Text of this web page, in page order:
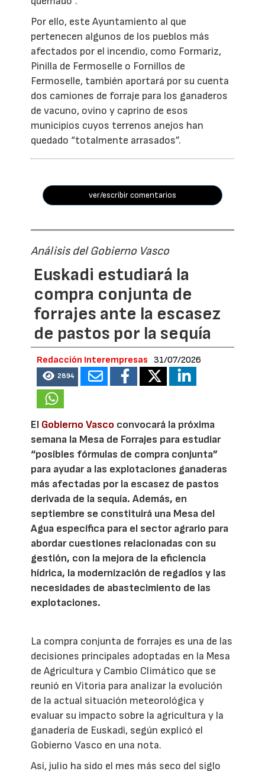
Por ello, este Ayuntamiento al que
pertenecen algunos de los pueblos más
afectados por el incendio, como Formariz,
Pinilla de Fermoselle o Fornillos de
Fermoselle, también aportará por su cuenta
dos camiones de forraje para los ganaderos
de vacuno, ovino y caprino de esos
municipios cuyos terrenos anejos han
quedado “totalmente arrasados”.
ver/escribir comentarios
Análisis del Gobierno Vasco
Euskadi estudiará la
compra conjunta de
forrajes ante la escasez
de pastos por la sequía
Redacción Interempresas 31/07/2026
2894
El Gobierno Vasco convocará la próxima
semana la Mesa de Forrajes para estudiar
“posibles fórmulas de compra conjunta”
para ayudar a las explotaciones ganaderas
más afectadas por la escasez de pastos
derivada de la sequía. Además, en
septiembre se constituirá una Mesa del
Agua específica para el sector agrario para
abordar cuestiones relacionadas con su
gestión, con la mejora de la eficiencia
hídrica, la modernización de regadíos y las
necesidades de abastecimiento de las
explotaciones.
La compra conjunta de forrajes es una de las
decisiones principales adoptadas en la Mesa
de Agricultura y Cambio Climático que se
reunió en Vitoria para analizar la evolución
de la actual situación meteorológica y
evaluar su impacto sobre la agricultura y la
ganadería de Euskadi, según explicó el
Gobierno Vasco en una nota.
Así, julio ha sido el mes más seco del siglo